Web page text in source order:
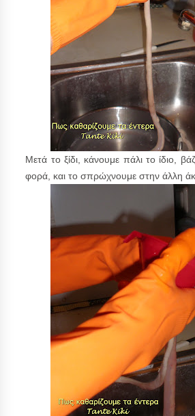
Μετά το ξίδι, κάνουμε πάλι το ίδιο,
φορά, και το σπρώχνουμε στην άλλη